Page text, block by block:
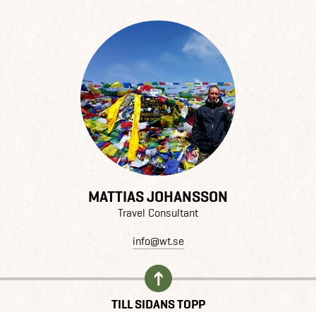
MATTIAS JOHANSSON
Travel Consultant
info@wt.se
TILL SIDANS TOPP